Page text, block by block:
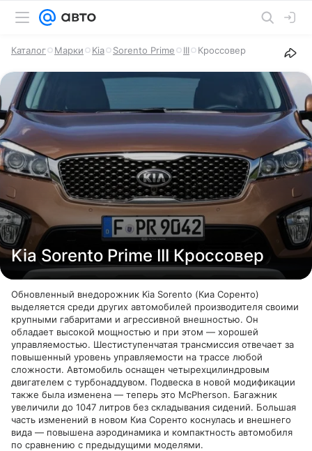
Каталог Марки Kia Sorento Prime III Кроссовер
Kia Sorento Prime III Кроссовер
Обновленный внедорожник Kia Sorento (Киа Соренто)
выделяется среди других автомобилей производителя своими
крупными габаритами и агрессивной внешностью. Он
обладает высокой мощностью и при этом — хорошей
управляемостью. Шестиступенчатая трансмиссия отвечает за
повышенный уровень управляемости на трассе любой
сложности. Автомобиль оснащен четырехцилиндровым
двигателем с турбонаддувом. Подвеска в новой модификации
также была изменена — теперь это McPherson. Багажник
увеличили до 1047 литров без складывания сидений. Большая
часть изменений в новом Киа Соренто коснулась и внешнего
вида — повышена аэродинамика и компактность автомобиля
по сравнению с предыдущими моделями.